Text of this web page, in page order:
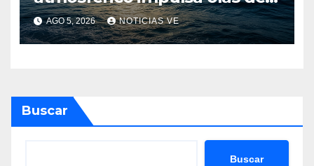
calor marinas extremas
AGO 5, 2026 NOTICIAS VE
Buscar
Buscar